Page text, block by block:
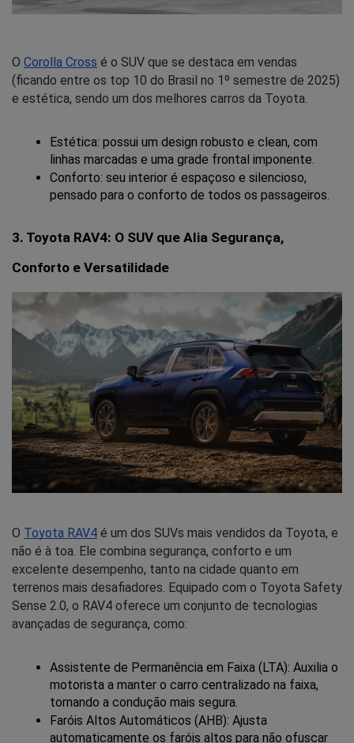
O Corolla Cross é o SUV que se destaca em vendas
(ficando entre os top 10 do Brasil no 1º semestre de 2025)
e estética, sendo um dos melhores carros da Toyota.
Estética: possui um design robusto e clean, com
linhas marcadas e uma grade frontal imponente.
Conforto: seu interior é espaçoso e silencioso,
pensado para o conforto de todos os passageiros.
3. Toyota RAV4: O SUV que Alia Segurança,
Conforto e Versatilidade
O Toyota RAV4 é um dos SUVs mais vendidos da Toyota, e
não é à toa. Ele combina segurança, conforto e um
excelente desempenho, tanto na cidade quanto em
terrenos mais desafiadores. Equipado com o Toyota Safety
Sense 2.0, o RAV4 oferece um conjunto de tecnologias
avançadas de segurança, como:
Assistente de Permanência em Faixa (LTA): Auxilia o
motorista a manter o carro centralizado na faixa,
tornando a condução mais segura.
Faróis Altos Automáticos (AHB): Ajusta
automaticamente os faróis altos para não ofuscar